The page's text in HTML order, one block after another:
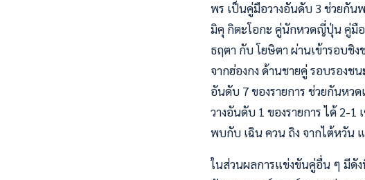
พร เป็นคู่มือวางอันดับ 3 ช่วยกัน
มิคุ กิตะโอกะ คู่นักหวดญี่ปุ่น คู่มือ
ธฤตา กับ โยษิตา ผ่านเข้ารอบชิ
จากฮ่องกง ด้านชายคู่ รอบรองช
อันดับ 7 ของรายการ ช่วยกันหว
วางอันดับ 1 ของรายการ ได้ 2-1
พบกับ เฉิน ควน ถิง จากไต้หวัน แ
ในส่วนผลการแข่งขันคู่อื่น ๆ มีดัง